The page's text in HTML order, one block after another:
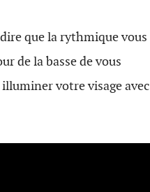
que la rythmique vous
de la basse de vous
votre visage avec